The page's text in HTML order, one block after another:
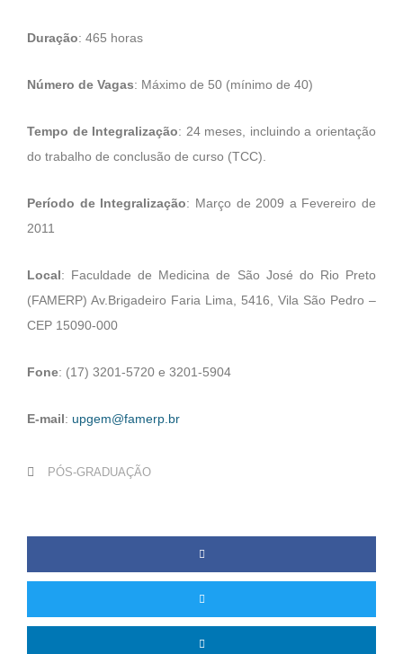
Duração: 465 horas
Número de Vagas: Máximo de 50 (mínimo de 40)
Tempo de Integralização: 24 meses, incluindo a orientação
do trabalho de conclusão de curso (TCC).
Período de Integralização: Março de 2009 a Fevereiro de
2011
Local : Faculdade de Medicina de São José do Rio Preto
(FAMERP) Av.Brigadeiro Faria Lima, 5416, Vila São Pedro –
CEP 15090-000
Fone: (17) 3201-5720 e 3201-5904
E-mail: upgem@famerp.br
PÓS-GRADUAÇÃO